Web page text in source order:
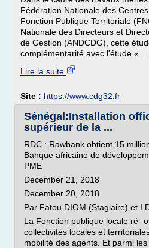
Fédération Nationale des
Fonction Publique Territoriale
Nationale des Directeurs et
de Gestion (ANDCDG), cette
complémentarité avec l'étude «...
Lire la suite
Site : https://www.cdg32.fr
Sénégal:Installation
supérieur de la ...
RDC : Rawbank obtient 15
Banque africaine de
PME
December 21, 2018
December 20, 2018
Par Fatou DIOM (Stagiaire) et
La Fonction publique locale ré-
collectivités locales et
mobilité des agents. Et parmi